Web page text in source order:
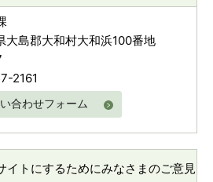
島郡大和村大和浜100番地
2161
合わせフォーム
イトにするためにみなさまのご意見